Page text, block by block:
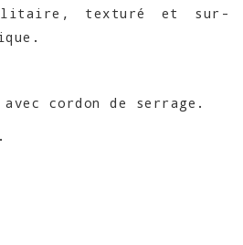
texturé et sur-
cordon de serrage.